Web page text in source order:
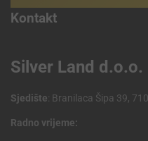
Kontakt
Silver Land d.o.o.
Sjedište: Branilaca Šipa 39,
Radno vrijeme: